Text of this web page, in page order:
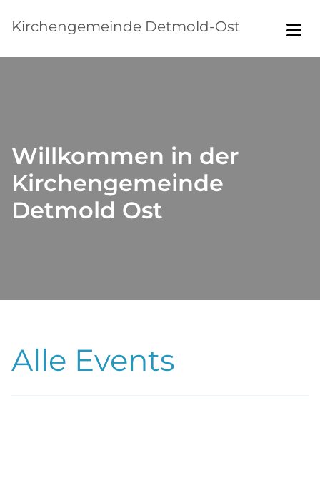
Kirchengemeinde Detmold-Ost
Willkommen in der
Kirchengemeinde
Detmold Ost
Alle Events